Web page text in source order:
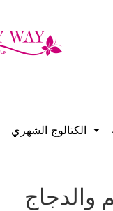
الكتالوج الشهري
والدجاج